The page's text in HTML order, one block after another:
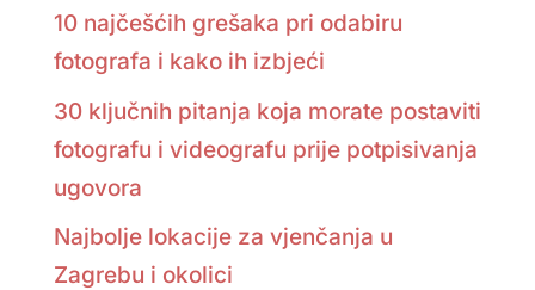
10 najčešćih grešaka pri odabiru
fotografa i kako ih izbjeći
30 ključnih pitanja koja morate postaviti
fotografu i videografu prije potpisivanja
ugovora
Najbolje lokacije za vjenčanja u
Zagrebu i okolici